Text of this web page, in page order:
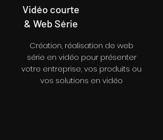
Vidéo courte
& Web Série
Création, réalisation de web
série en vidéo pour présenter
votre entreprise, vos produits ou
vos solutions en vidéo